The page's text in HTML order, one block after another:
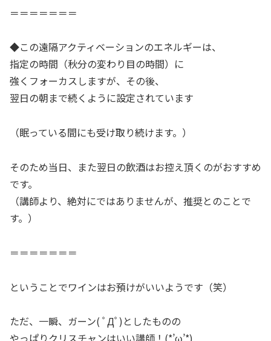
＝＝＝＝＝＝＝
◆この遠隔アクティベーションのエネルギーは、
指定の時間（秋分の変わり目の時間）に
強くフォーカスしますが、その後、
翌日の朝まで続くように設定されています
（眠っている間にも受け取り続けます。）
そのため当日、また翌日の飲酒はお控え頂くのがおすすめ
です。
（講師より、絶対にではありませんが、推奨とのことで
す。）
＝＝＝＝＝＝＝
ということでワインはお預けがいいようです（笑）
ただ、一瞬、ガーン( ﾟДﾟ)としたものの